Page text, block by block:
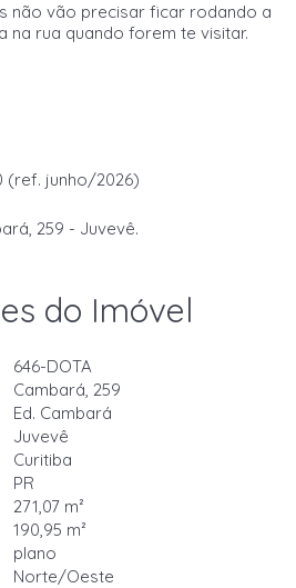
não vão precisar ficar rodando a
na rua quando forem te visitar.
(ref. junho/2026)
259 - Juvevê.
do Imóvel
646-DOTA
Cambará, 259
Ed. Cambará
Juvevê
Curitiba
PR
271,07 m²
190,95 m²
plano
Norte/Oeste